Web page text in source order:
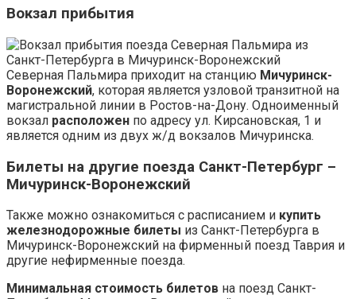
Вокзал прибытия
Северная Пальмира приходит на станцию Мичуринск-
Воронежский, которая является узловой транзитной на
магистральной линии в Ростов-на-Дону. Одноименный
вокзал расположен по адресу ул. Кирсановская, 1 и
является одним из двух ж/д вокзалов Мичуринска.
Билеты на другие поезда Санкт-Петербург –
Мичуринск-Воронежский
Также можно ознакомиться с расписанием и купить
железнодорожные билеты из Санкт-Петербурга в
Мичуринск-Воронежский на фирменный поезд Таврия и
другие нефирменные поезда.
Минимальная стоимость билетов на поезд Санкт-